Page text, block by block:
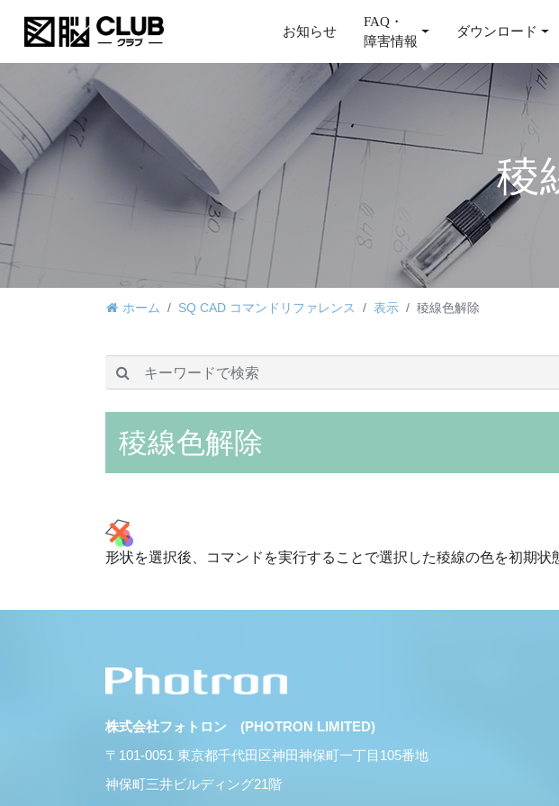
お知らせ
FAQ・
障害情報
ダウンロード
稜
ホーム SQ CAD コマンドリファレンス 表示 稜線色解除
検索
稜線色解除
形状を選択後、コマンドを実行することで選択した稜線の色を初期状
株式会社フォトロン (PHOTRON LIMITED)
〒101-0051 東京都千代田区神田神保町一丁目105番地
神保町三井ビルディング21階